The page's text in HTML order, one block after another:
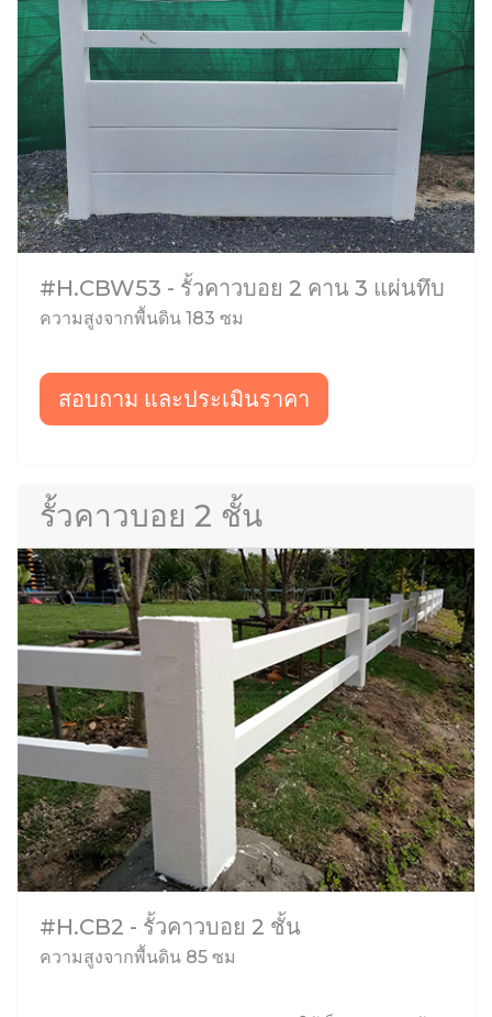
#H.CBW53 - รั้วคาวบอย 2 คาน 3 แผ่นทึบ
ความสูงจากพื้นดิน 183 ซม
สอบถาม และประเมินราคา
รั้วคาวบอย 2 ชั้น
#H.CB2 - รั้วคาวบอย 2 ชั้น
ความสูงจากพื้นดิน 85 ซม